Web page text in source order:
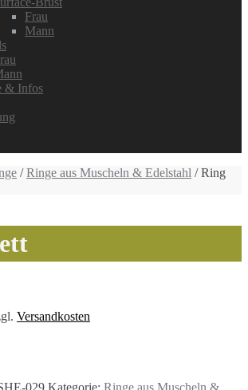
Frau
Mann
& Infos
/Ringe aus Muscheln & Edelstahl / Ring
Versandkosten
029 Kategorie: Ringe aus Muscheln &